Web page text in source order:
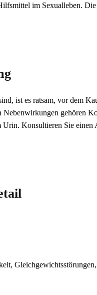
im Sexualleben.
ist es ratsam, vor dem
gehören
Konsultieren Sie